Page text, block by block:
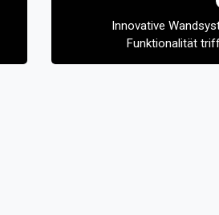
Innovative
Funktionalität